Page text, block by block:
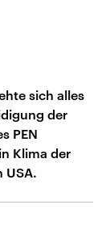
sich alles
der
PEN
Klima der
USA.